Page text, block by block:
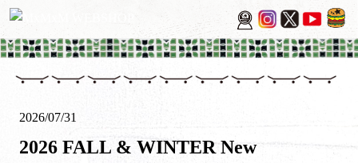
2026/07/31
2026 FALL & WINTER New